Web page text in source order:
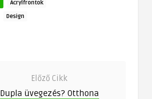
Acrylfrontok
Design
Előző Cikk
Dupla üvegezés? Otthona